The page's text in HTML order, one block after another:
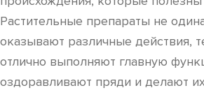
Растительные препараты не
оказывают различные действия,
отлично выполняют главную
оздоравливают пряди и делают